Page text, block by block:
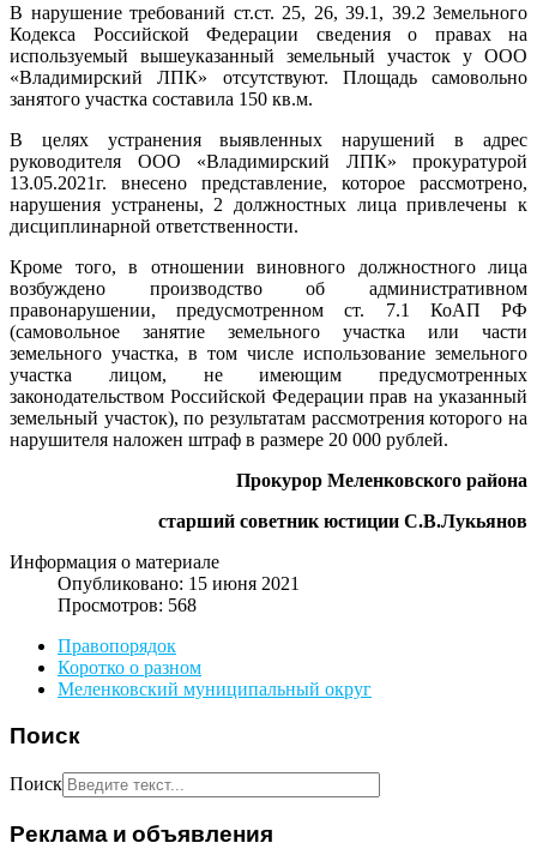
В нарушение требований ст.ст. 25, 26, 39.1, 39.2 Земельного
Кодекса Российской Федерации сведения о правах на
используемый вышеуказанный земельный участок у ООО
«Владимирский ЛПК» отсутствуют. Площадь самовольно
занятого участка составила 150 кв.м.
В целях устранения выявленных нарушений в адрес
руководителя ООО «Владимирский ЛПК» прокуратурой
13.05.2021г. внесено представление, которое рассмотрено,
нарушения устранены, 2 должностных лица привлечены к
дисциплинарной ответственности.
Кроме того, в отношении виновного должностного лица
возбуждено производство об административном
правонарушении, предусмотренном ст. 7.1 КоАП РФ
(самовольное занятие земельного участка или части
земельного участка, в том числе использование земельного
участка лицом, не имеющим предусмотренных
законодательством Российской Федерации прав на указанный
земельный участок), по результатам рассмотрения которого на
нарушителя наложен штраф в размере 20 000 рублей.
Прокурор Меленковского района
старший советник юстиции С.В.Лукьянов
Информация о материале
Опубликовано: 15 июня 2021
Просмотров: 568
Правопорядок
Коротко о разном
Меленковский муниципальный округ
Поиск
Поиск
Реклама и объявления